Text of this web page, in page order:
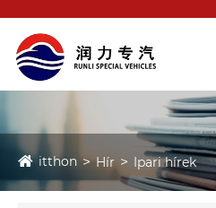
itthon Hír Ipari hírek